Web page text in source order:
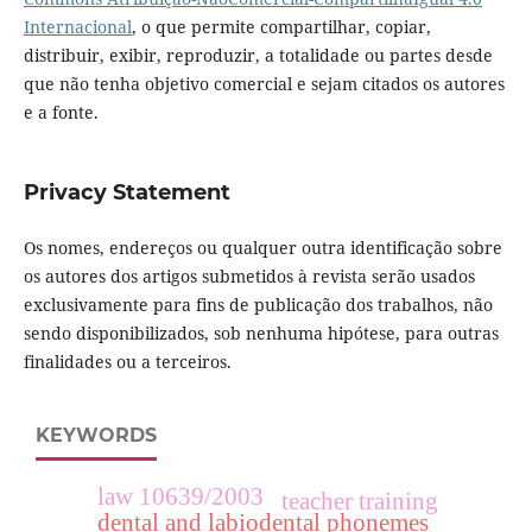
Internacional, o que permite compartilhar, copiar,
distribuir, exibir, reproduzir, a totalidade ou partes desde
que não tenha objetivo comercial e sejam citados os autores
e a fonte.
Privacy Statement
Os nomes, endereços ou qualquer outra identificação sobre
os autores dos artigos submetidos à revista serão usados
exclusivamente para fins de publicação dos trabalhos, não
sendo disponibilizados, sob nenhuma hipótese, para outras
finalidades ou a terceiros.
KEYWORDS
dental and labiodental phonemes
teacher training
law 10639/2003